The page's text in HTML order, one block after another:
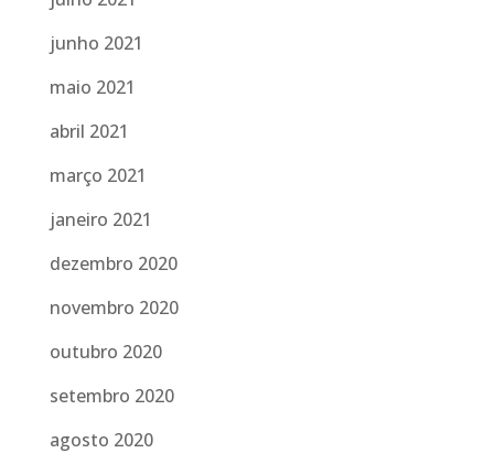
junho 2021
maio 2021
abril 2021
março 2021
janeiro 2021
dezembro 2020
novembro 2020
outubro 2020
setembro 2020
agosto 2020